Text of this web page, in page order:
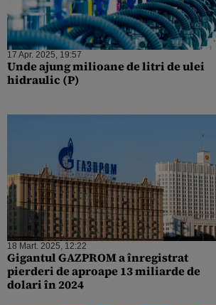
17 Apr. 2025, 19:57
Unde ajung milioane de litri de ulei
hidraulic (P)
18 Mart. 2025, 12:22
Gigantul GAZPROM a înregistrat
pierderi de aproape 13 miliarde de
dolari în 2024